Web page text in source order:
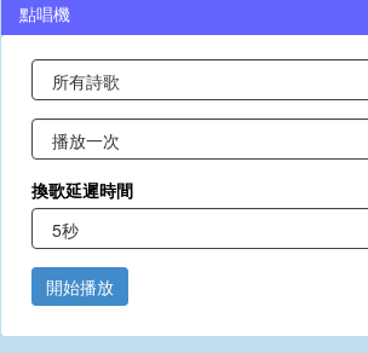
點唱機
換歌延遲時間
開始播放